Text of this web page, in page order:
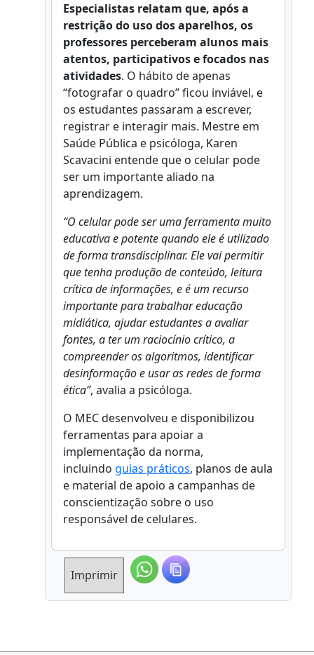
Especialistas relatam que, após a
restrição do uso dos aparelhos, os
professores perceberam alunos mais
atentos, participativos e focados nas
atividades. O hábito de apenas
“fotografar o quadro” ficou inviável, e
os estudantes passaram a escrever,
registrar e interagir mais. Mestre em
Saúde Pública e psicóloga, Karen
Scavacini entende que o celular pode
ser um importante aliado na
aprendizagem.
“O celular pode ser uma ferramenta muito
educativa e potente quando ele é utilizado
de forma transdisciplinar. Ele vai permitir
que tenha produção de conteúdo, leitura
crítica de informações, e é um recurso
importante para trabalhar educação
midiática, ajudar estudantes a avaliar
fontes, a ter um raciocínio crítico, a
compreender os algoritmos, identificar
desinformação e usar as redes de forma
ética”, avalia a psicóloga.
O MEC desenvolveu e disponibilizou
ferramentas para apoiar a
implementação da norma,
incluindo guias práticos, planos de aula
e material de apoio a campanhas de
conscientização sobre o uso
responsável de celulares.
Imprimir